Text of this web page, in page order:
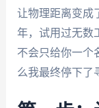
让物理距离变成
年，试用过无数
不会只给你一个
么我最终停下了